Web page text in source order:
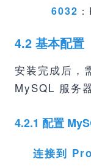
6032
4.2 基本配置
安装完成后，
MySQL 服务
4.2.1 配置
连接到